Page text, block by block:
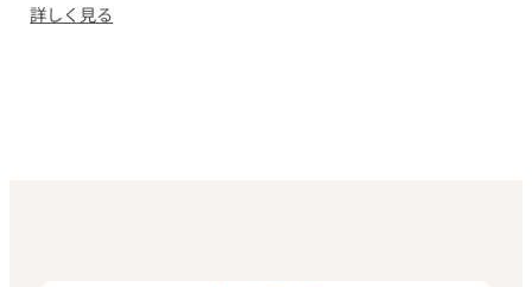
詳しく見る